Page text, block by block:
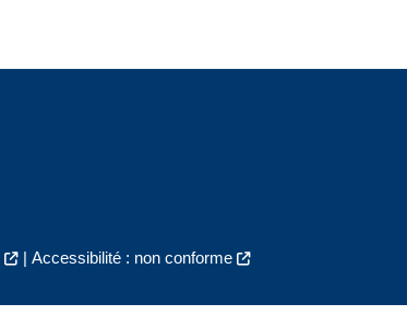
| Accessibilité : non conforme